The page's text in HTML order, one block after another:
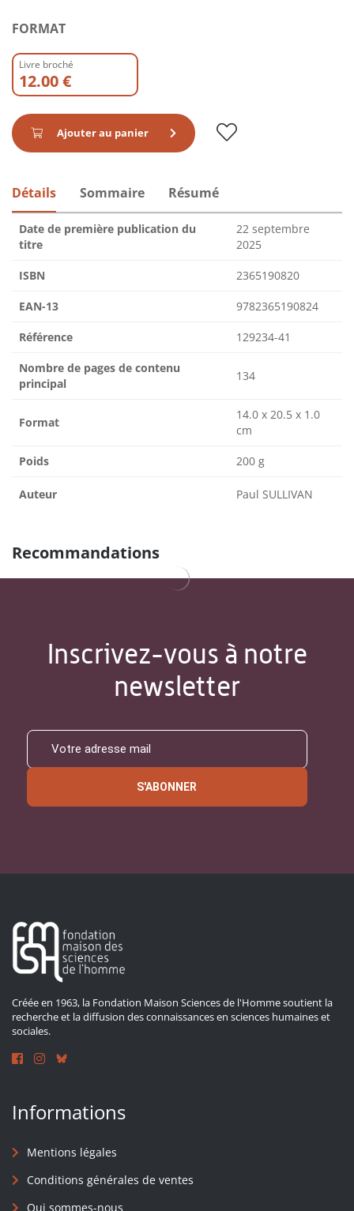
FORMAT
Livre broché
12.00 €
Ajouter au panier
Détails Sommaire Résumé
Date de première publication du
titre
22 septembre
2025
ISBN 2365190820
EAN-13 9782365190824
Référence 129234-41
Nombre de pages de contenu
principal
134
Format
14.0 x 20.5 x 1.0
cm
Poids 200 g
Auteur Paul SULLIVAN
Recommandations
Inscrivez-vous à notre
newsletter
S'ABONNER
Créée en 1963, la Fondation Maison Sciences de l'Homme soutient la
recherche et la diffusion des connaissances en sciences humaines et
sociales.
Informations
Mentions légales
Conditions générales de ventes
Qui sommes-nous